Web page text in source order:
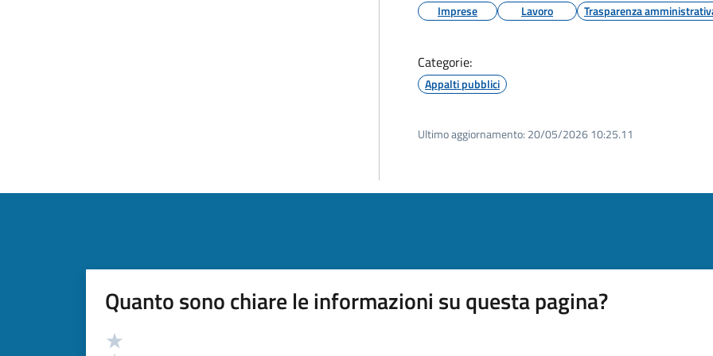
Imprese Lavoro Trasparenza
Categorie:
Appalti pubblici
Ultimo aggiornamento: 20/05/2026 10:25.11
Quanto sono chiare le informazioni su questa pagina?
Valutazione